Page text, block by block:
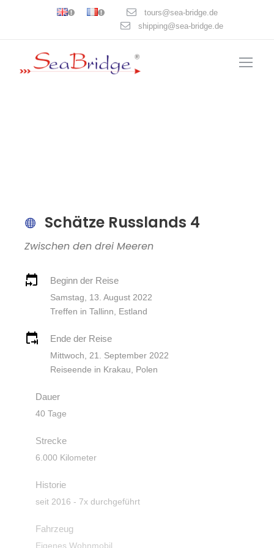
tours@sea-bridge.de
shipping@sea-bridge.de
Schätze Russlands 4
Zwischen den drei Meeren
Beginn der Reise
Samstag, 13. August 2022
Treffen in Tallinn, Estland
Ende der Reise
Mittwoch, 21. September 2022
Reiseende in Krakau, Polen
Dauer
40 Tage
Strecke
6.000 Kilometer
Historie
seit 2016 - 7x durchgeführt
Fahrzeug
Eigenes Wohnmobil